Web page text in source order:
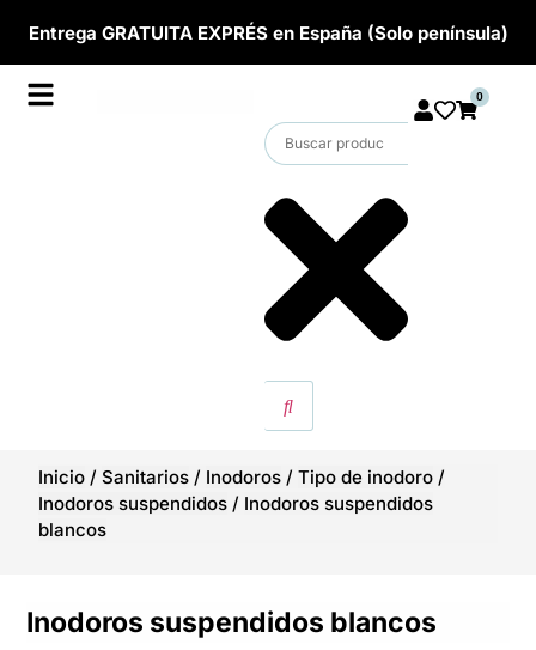
Entrega GRATUITA EXPRÉS en España (Solo península)
0
Inicio /Sanitarios / Inodoros /Tipo de inodoro /
Inodoros suspendidos / Inodoros suspendidos
blancos
Inodoros suspendidos blancos